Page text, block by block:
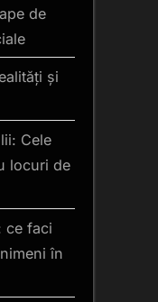
de
și
Cele
locuri de
ce faci
în